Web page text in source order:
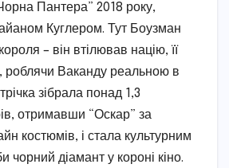
Пантера” 2018 року,
Куглером. Тут Боузман
– він втілював націю, її
роблячи Ваканду реальною в
зібрала понад 1,3
отримавши “Оскар” за
костюмів, і стала культурним
чорний діамант у короні кіно.